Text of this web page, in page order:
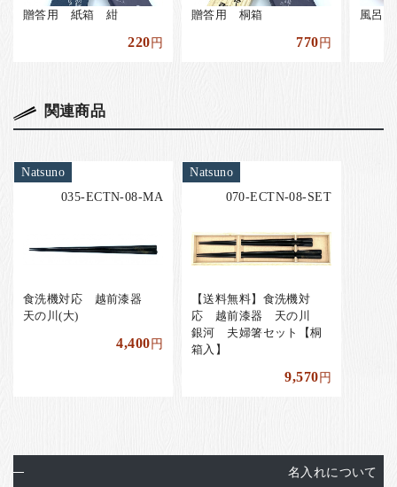
贈答用 紙箱 紺
220円
贈答用 桐箱
770円
風呂
関連商品
Natsuno
035-ECTN-08-MA
食洗機対応 越前漆器
天の川(大)
4,400円
Natsuno
070-ECTN-08-SET
【送料無料】食洗機対
応 越前漆器 天の川
銀河 夫婦箸セット【桐
箱入】
9,570円
名入れについて